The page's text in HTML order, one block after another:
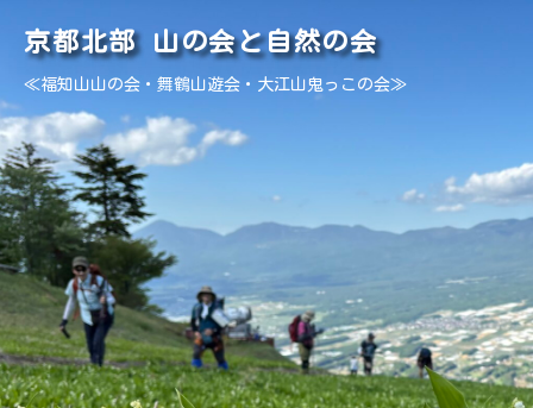
京都北部 山の会と自然の会
≪福知山山の会・舞鶴山遊会・大江山鬼っこの会≫